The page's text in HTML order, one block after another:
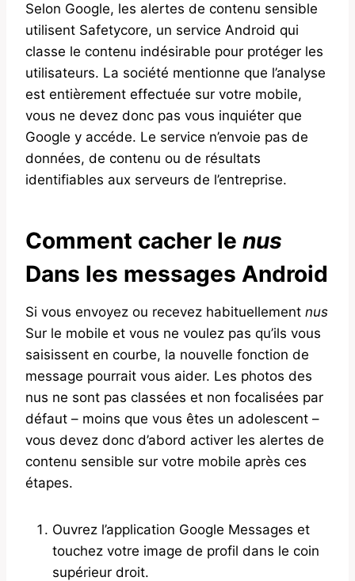
Selon Google, les alertes de contenu sensible
utilisent Safetycore, un service Android qui
classe le contenu indésirable pour protéger les
utilisateurs. La société mentionne que l’analyse
est entièrement effectuée sur votre mobile,
vous ne devez donc pas vous inquiéter que
Google y accéde. Le service n’envoie pas de
données, de contenu ou de résultats
identifiables aux serveurs de l’entreprise.
Comment cacher le nus
Dans les messages Android
Si vous envoyez ou recevez habituellement nus
Sur le mobile et vous ne voulez pas qu’ils vous
saisissent en courbe, la nouvelle fonction de
message pourrait vous aider. Les photos des
nus ne sont pas classées et non focalisées par
défaut – moins que vous êtes un adolescent –
vous devez donc d’abord activer les alertes de
contenu sensible sur votre mobile après ces
étapes.
Ouvrez l’application Google Messages et
touchez votre image de profil dans le coin
supérieur droit.